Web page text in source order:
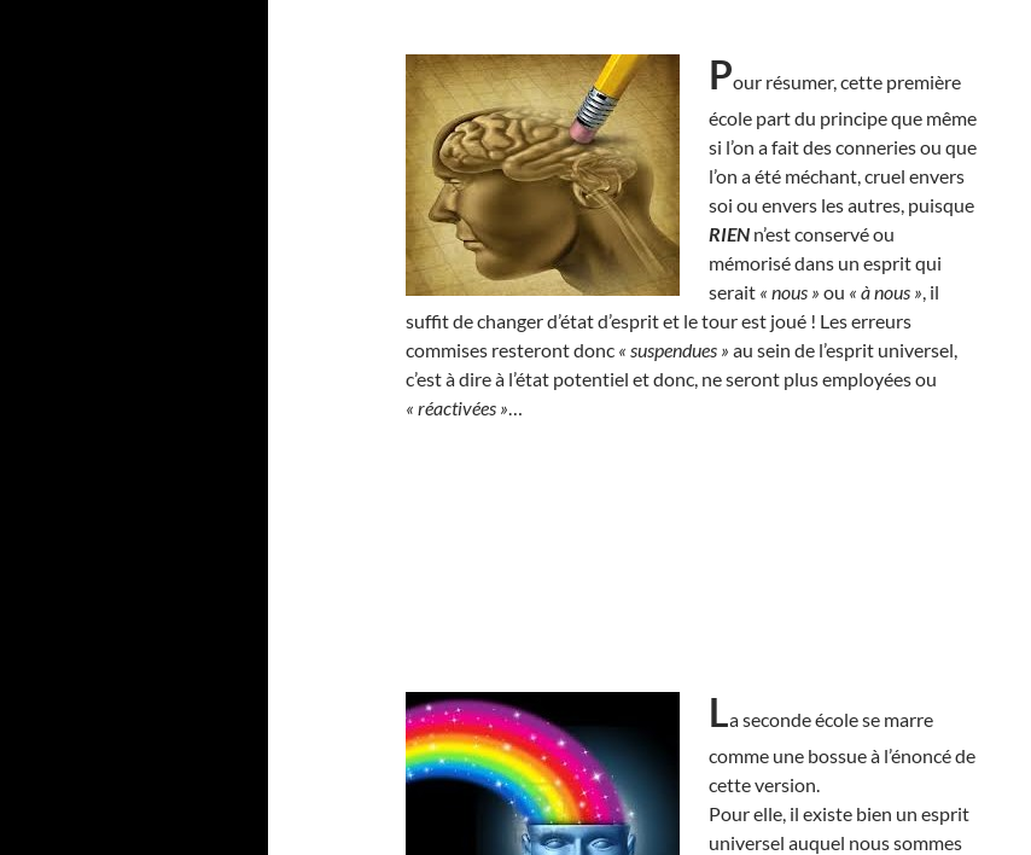
Pour résumer, cette première
école part du principe que même
si l’on a fait des conneries ou que
l’on a été méchant, cruel envers
soi ou envers les autres, puisque
RIEN n’est conservé ou
mémorisé dans un esprit qui
serait « nous » ou « à nous », il
suffit de changer d’état d’esprit et le tour est joué ! Les erreurs
commises resteront donc « suspendues » au sein de l’esprit universel,
c’est à dire à l’état potentiel et donc, ne seront plus employées ou
« réactivées »…
La seconde école se marre
comme une bossue à l’énoncé de
cette version.
Pour elle, il existe bien un esprit
universel auquel nous sommes